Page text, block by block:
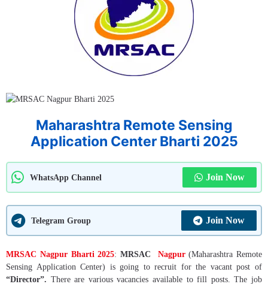
Maharashtra Remote Sensing
Application Center Bharti 2025
WhatsApp Channel Join Now
Telegram Group Join Now
MRSAC Nagpur Bharti 2025: MRSAC Nagpur (Maharashtra Remote
Sensing Application Center) is going to recruit for the vacant post of
“Director”. There are various vacancies available to fill posts. The job